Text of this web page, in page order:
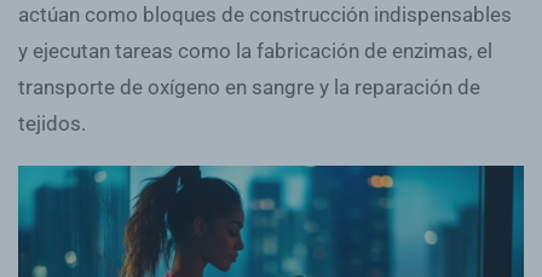
actúan como bloques de construcción indispensables
y ejecutan tareas como la fabricación de enzimas, el
transporte de oxígeno en sangre y la reparación de
tejidos.